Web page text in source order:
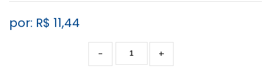
por: R$ 11,44
+
-